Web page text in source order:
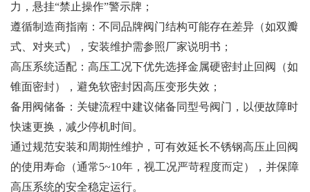
力，悬挂“禁止操作”警示牌；
遵循制造商指南：不同品牌阀门结构可能存在差异（如双瓣
式、对夹式），安装维护需参照厂家说明书；
高压系统适配：高压工况下优先选择金属硬密封止回阀（如
锥面密封），避免软密封因高压变形失效；
备用阀储备：关键流程中建议储备同型号阀门，以便故障时
快速更换，减少停机时间。
通过规范安装和周期性维护，可有效延长不锈钢高压止回阀
的使用寿命（通常5~10年，视工况严苛程度而定），并保障
高压系统的安全稳定运行。